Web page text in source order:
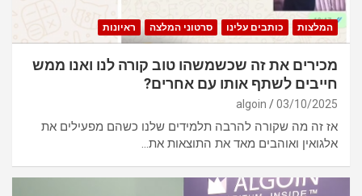
המלצות כותבים עלינו סרטוני המלצה ראיונות
מכירים את זה שכשמשהו טוב קורה לנו ואנו ממש
חייבים לשתף אותו עם אחרים?
03/10/2025
algoin
אז זה מה שקורה להרבה תלמידים שלנו כשהם מפעילים את
אלגואין ואוהבים מאד את התוצאות את…